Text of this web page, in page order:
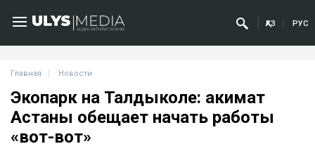
ҚАЗ РУС
Главная Новости
Экопарк на Талдыколе: акимат
Астаны обещает начать работы
«вот-вот»